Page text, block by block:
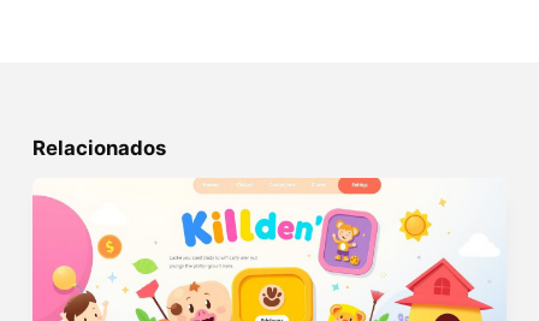
Relacionados